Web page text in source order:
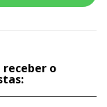
o